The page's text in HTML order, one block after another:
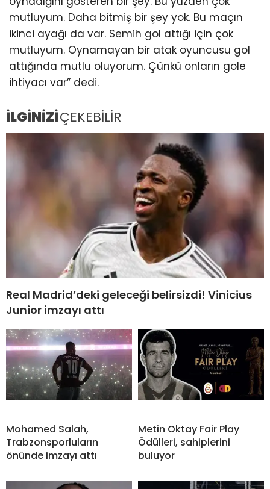
mutluyum. Daha bitmiş bir şey yok. Bu maçın
ikinci ayağı da var. Semih gol attığı için çok
mutluyum. Oynamayan bir atak oyuncusu gol
attığında mutlu oluyorum. Çünkü onların gole
ihtiyacı var” dedi.
İLGİNİZİÇEKEBİLİR
Real Madrid’deki geleceği belirsizdi! Vinicius
Junior imzayı attı
Mohamed Salah,
Trabzonsporluların
önünde imzayı attı
Metin Oktay Fair Play
Ödülleri, sahiplerini
buluyor